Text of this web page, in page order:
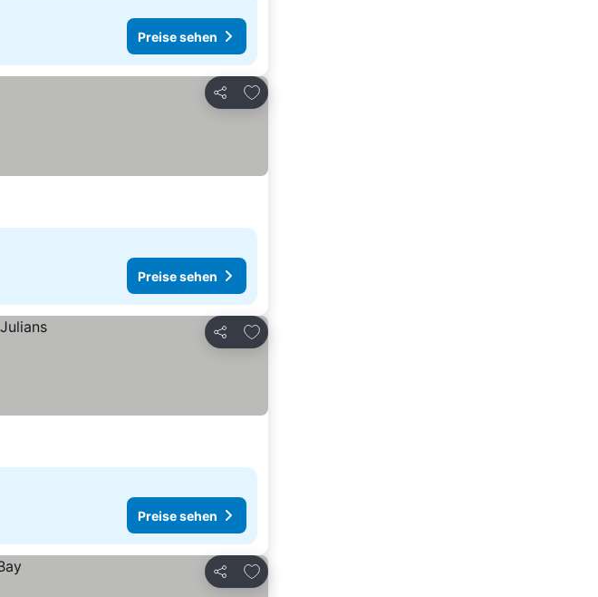
Preise sehen
Teilen
Zu Favoriten hinzufügen
Preise sehen
Teilen
Zu Favoriten hinzufügen
Preise sehen
Teilen
Zu Favoriten hinzufügen